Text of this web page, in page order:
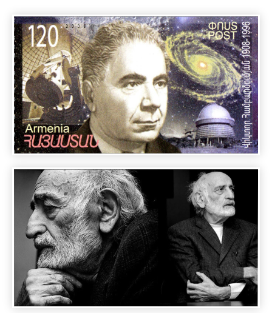
A DAY WITH FAMOUS PEOPLE - VICTOR
HAMBARDZUMYAN